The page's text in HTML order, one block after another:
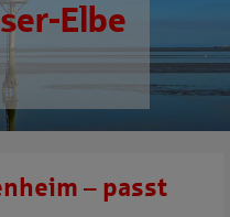
Elbe
– passt